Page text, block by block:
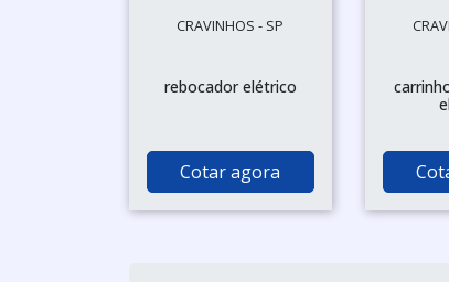
CRAVINHOS - SP
rebocador elétrico
Cotar agora